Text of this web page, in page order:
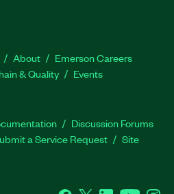
About
Emerson Careers
& Quality Events
Discussion Forums
a Service Request
Site